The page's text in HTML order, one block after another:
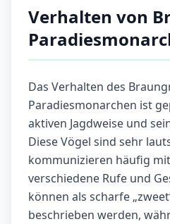
Verhalten von
Das Verhalten des
Paradiesmonarchen ist
aktiven Jagdweise und
Diese Vögel sind sehr
kommunizieren häufig
verschiedene Rufe und
können als scharfe
beschrieben werden,